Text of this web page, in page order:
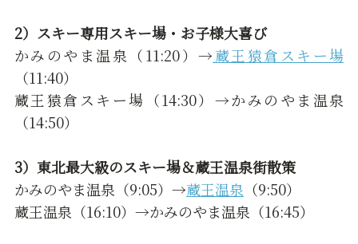
2）スキー専用スキー場・お子様大喜び
かみのやま温泉（11:20）→蔵王猿倉スキー場
（11:40）
蔵王猿倉スキー場（14:30）→かみのやま温泉
（14:50）
3）東北最大級のスキー場＆蔵王温泉街散策
かみのやま温泉（9:05）→蔵王温泉 （9:50）
蔵王温泉（16:10）→かみのやま温泉（16:45）